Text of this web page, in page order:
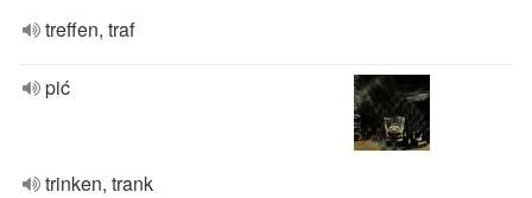
treffen, traf
pić
trinken, trank